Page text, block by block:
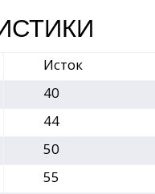
Исток
40
44
50
55